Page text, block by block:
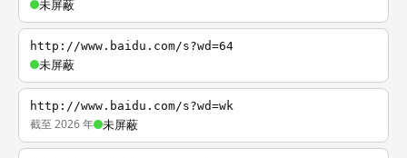
未屏蔽
http://www.baidu.com/s?wd=64
未屏蔽
http://www.baidu.com/s?wd=wk
截至 2026 年 未屏蔽